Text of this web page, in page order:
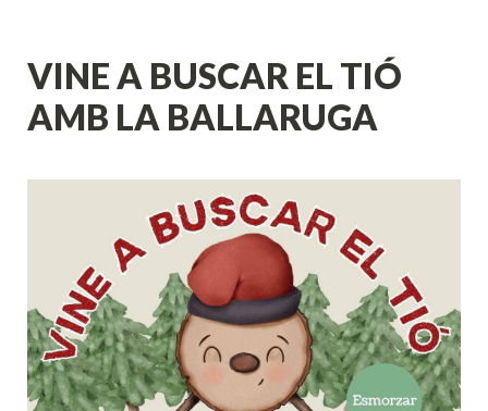
VINE A BUSCAR EL TIÓ
AMB LA BALLARUGA